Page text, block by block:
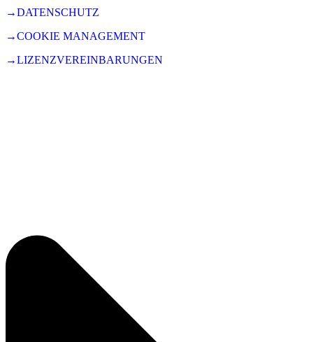
→DATENSCHUTZ
→COOKIE MANAGEMENT
→LIZENZVEREINBARUNGEN